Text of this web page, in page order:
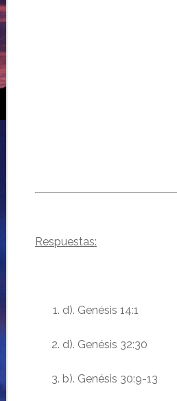
Respuestas:
d). Genésis 14:1
d). Genésis 32:30
b). Genésis 30:9-13